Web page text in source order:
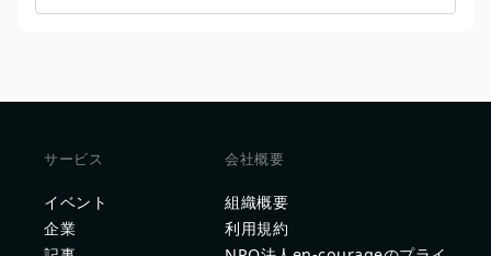
サービス
イベント
企業
会社概要
組織概要
利用規約